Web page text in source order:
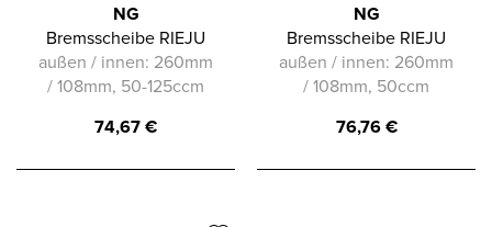
NG
Bremsscheibe RIEJU
außen / innen: 260mm
/ 108mm, 50-125ccm
74,67€
NG
Bremsscheibe RIEJU
außen / innen: 260mm
/ 108mm, 50ccm
76,76€